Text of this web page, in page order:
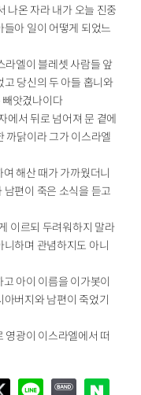
나온 자라 내가 오늘 진중
아 일이 어떻게 되었느
라엘이 블레셋 사람들 앞
당신의 두 아들 홉니와
앗겼나이다
에서 뒤로 넘어져 문 곁에
까닭이라 그가 이스라엘
해산 때가 가까웠더니
편이 죽은 소식을 듣고
이르되 두려워하지 말라
하며 관념하지도 아니
아이 이름을 이가봇이
버지와 남편이 죽었기
영광이 이스라엘에서 떠